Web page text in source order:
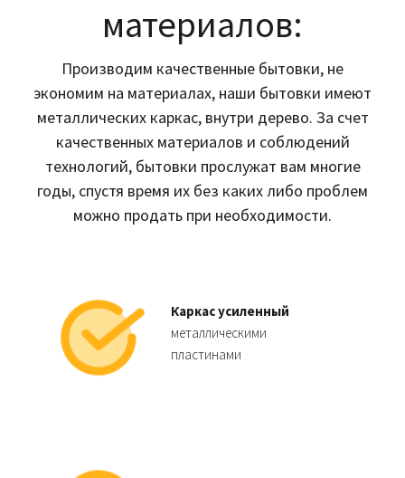
материалов:
Производим качественные бытовки, не
экономим на материалах, наши бытовки имеют
металлических каркас, внутри дерево. За счет
качественных материалов и соблюдений
технологий, бытовки прослужат вам многие
годы, спустя время их без каких либо проблем
можно продать при необходимости.
Каркас усиленный
металлическими
пластинами